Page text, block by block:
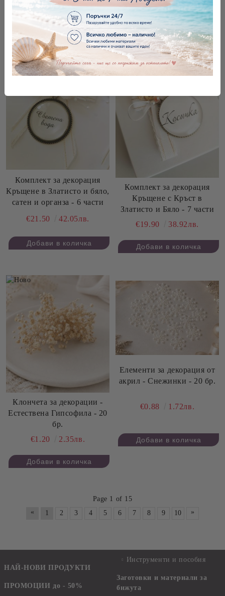
Виж детайли
Няма наличност
Комплект за декорация
Кръщене в Златисто и бяло,
сатен и органза - 6 части
€21.50
42.05лв.
Комплект за декорация
Кръщене с Кръст в
Златисто и Бяло - 7 части
€19.90
38.92лв.
Клончета за декорации -
Естествена Гипсофила - 20
бр.
€1.20
2.35лв.
Елементи за декорация от
акрил - Снежинки - 20 бр.
€0.88 1.72лв.
Page 1 of 15
«
1 2 3 4 5 6 7 8 9 10 »
НАЙ-НОВИ ПРОДУКТИ
ПРОМОЦИИ до - 50%
Инструменти и пособия
Заготовки и материали за
бижута